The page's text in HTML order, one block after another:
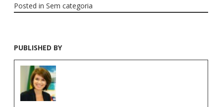
Posted in Sem categoria
PUBLISHED BY